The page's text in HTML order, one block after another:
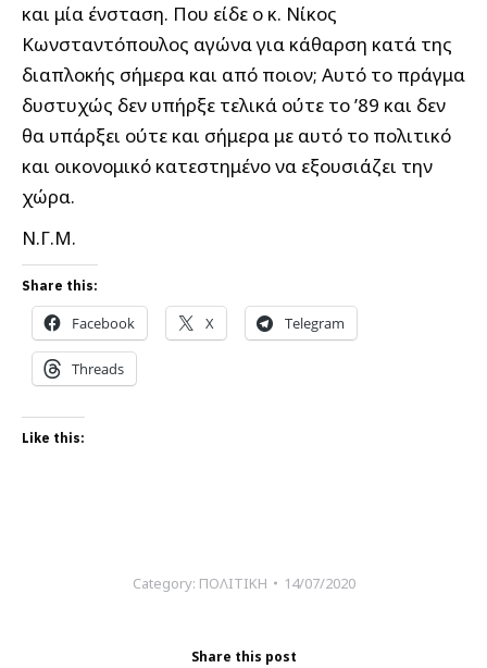
και μία ένσταση. Που είδε ο κ. Νίκος
Κωνσταντόπουλος αγώνα για κάθαρση κατά της
διαπλοκής σήμερα και από ποιον; Αυτό το πράγμα
δυστυχώς δεν υπήρξε τελικά ούτε το ’89 και δεν
θα υπάρξει ούτε και σήμερα με αυτό το πολιτικό
και οικονομικό κατεστημένο να εξουσιάζει την
χώρα.
Ν.Γ.Μ.
Share this:
Facebook X Telegram
Threads
Like this:
Category: ΠΟΛΙΤΙΚΗ 14/07/2020
Share this post